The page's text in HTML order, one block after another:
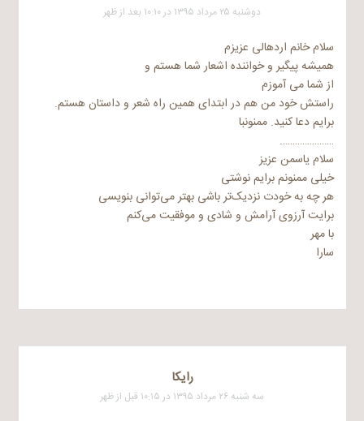
دوشنبه ۲۵ مرداد ۱۳۹۵ در ۱۰:۱۰ بعد از ظهر
سلام خانم اردهالی عزیزم
همیشه پیگیر و خواننده اشعار شما هستم و
از شما می آموزم
راستش خود من هم در ابتدای همین راه شعر و داستان هستم.
برایم دعا کنید. ممنونبا
………………….
سلام یاسمن عزیز
خیلی ممنونم برایم نوشتی
هر چه به خودت نزدیک‌تر باشی بهتر می‌توانی بنویسی
برایت آرزوی آرامش و شادی و موفقیت می‌کنم
با مهر
سارا
رایکا
سه شنبه ۲۶ مرداد ۱۳۹۵ در ۱۰:۱۵ قبل از ظهر